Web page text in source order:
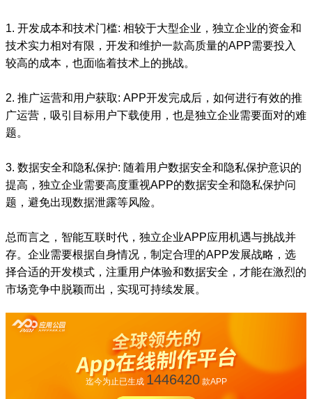
1. 开发成本和技术门槛: 相较于大型企业，独立企业的资金和
技术实力相对有限，开发和维护一款高质量的APP需要投入
较高的成本，也面临着技术上的挑战。
2. 推广运营和用户获取: APP开发完成后，如何进行有效的推
广运营，吸引目标用户下载使用，也是独立企业需要面对的难
题。
3. 数据安全和隐私保护: 随着用户数据安全和隐私保护意识的
提高，独立企业需要高度重视APP的数据安全和隐私保护问
题，避免出现数据泄露等风险。
总而言之，智能互联时代，独立企业APP应用机遇与挑战并
存。企业需要根据自身情况，制定合理的APP发展战略，选
择合适的开发模式，注重用户体验和数据安全，才能在激烈的
市场竞争中脱颖而出，实现可持续发展。
迄今为止已生成 1446420款APP